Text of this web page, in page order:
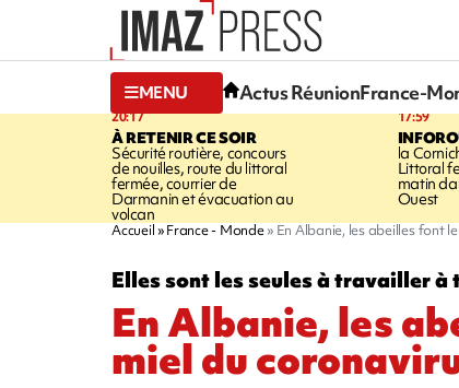
MENU Actus RéunionFrance-
20:17
À RETENIR CE SOIR
Sécurité routière, concours
de nouilles, route du littoral
fermée, courrier de
Darmanin et évacuation au
volcan
17:59
la
Littoral
matin
Ouest
Accueil France - Monde En Albanie, les abeilles font
Elles sont les seules à travailler à
En Albanie, les
miel du